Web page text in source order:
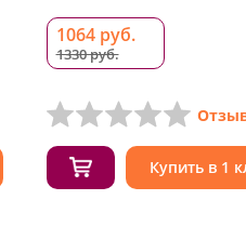
1064 руб.
1330 руб.
Купить в 1